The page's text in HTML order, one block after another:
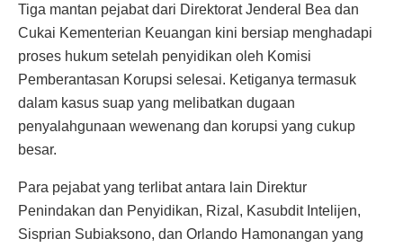
Tiga mantan pejabat dari Direktorat Jenderal Bea dan
Cukai Kementerian Keuangan kini bersiap menghadapi
proses hukum setelah penyidikan oleh Komisi
Pemberantasan Korupsi selesai. Ketiganya termasuk
dalam kasus suap yang melibatkan dugaan
penyalahgunaan wewenang dan korupsi yang cukup
besar.
Para pejabat yang terlibat antara lain Direktur
Penindakan dan Penyidikan, Rizal, Kasubdit Intelijen,
Sisprian Subiaksono, dan Orlando Hamonangan yang